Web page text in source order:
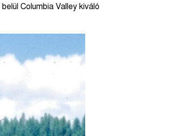
Columbia Valley kiváló